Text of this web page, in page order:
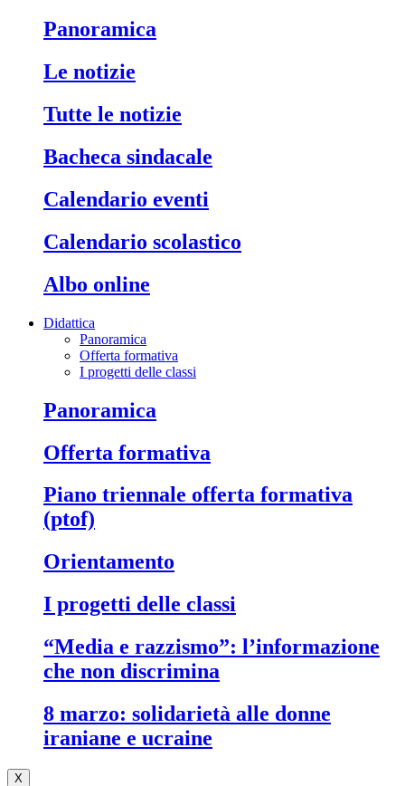
panoramica
le notizie
tutte le notizie
bacheca sindacale
calendario eventi
calendario scolastico
albo online
Didattica
Panoramica
Offerta formativa
I progetti delle classi
panoramica
offerta formativa
piano triennale offerta formativa
(ptof)
orientamento
i progetti delle classi
“media e razzismo”: l’informazione
che non discrimina
8 marzo: solidarietà alle donne
iraniane e ucraine
X